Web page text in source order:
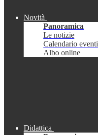
Novità
Panoramica
Le notizie
Calendario eventi
Albo online
Didattica